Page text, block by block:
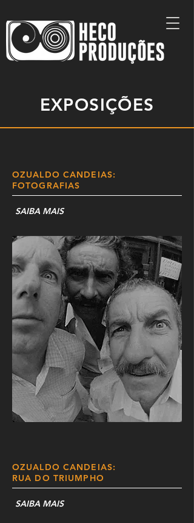
EXPOSIÇÕES
OZUALDO CANDEIAS:
FOTOGRAFIAS
SAIBA MAIS
OZUALDO CANDEIAS:
RUA DO TRIUMPHO
SAIBA MAIS